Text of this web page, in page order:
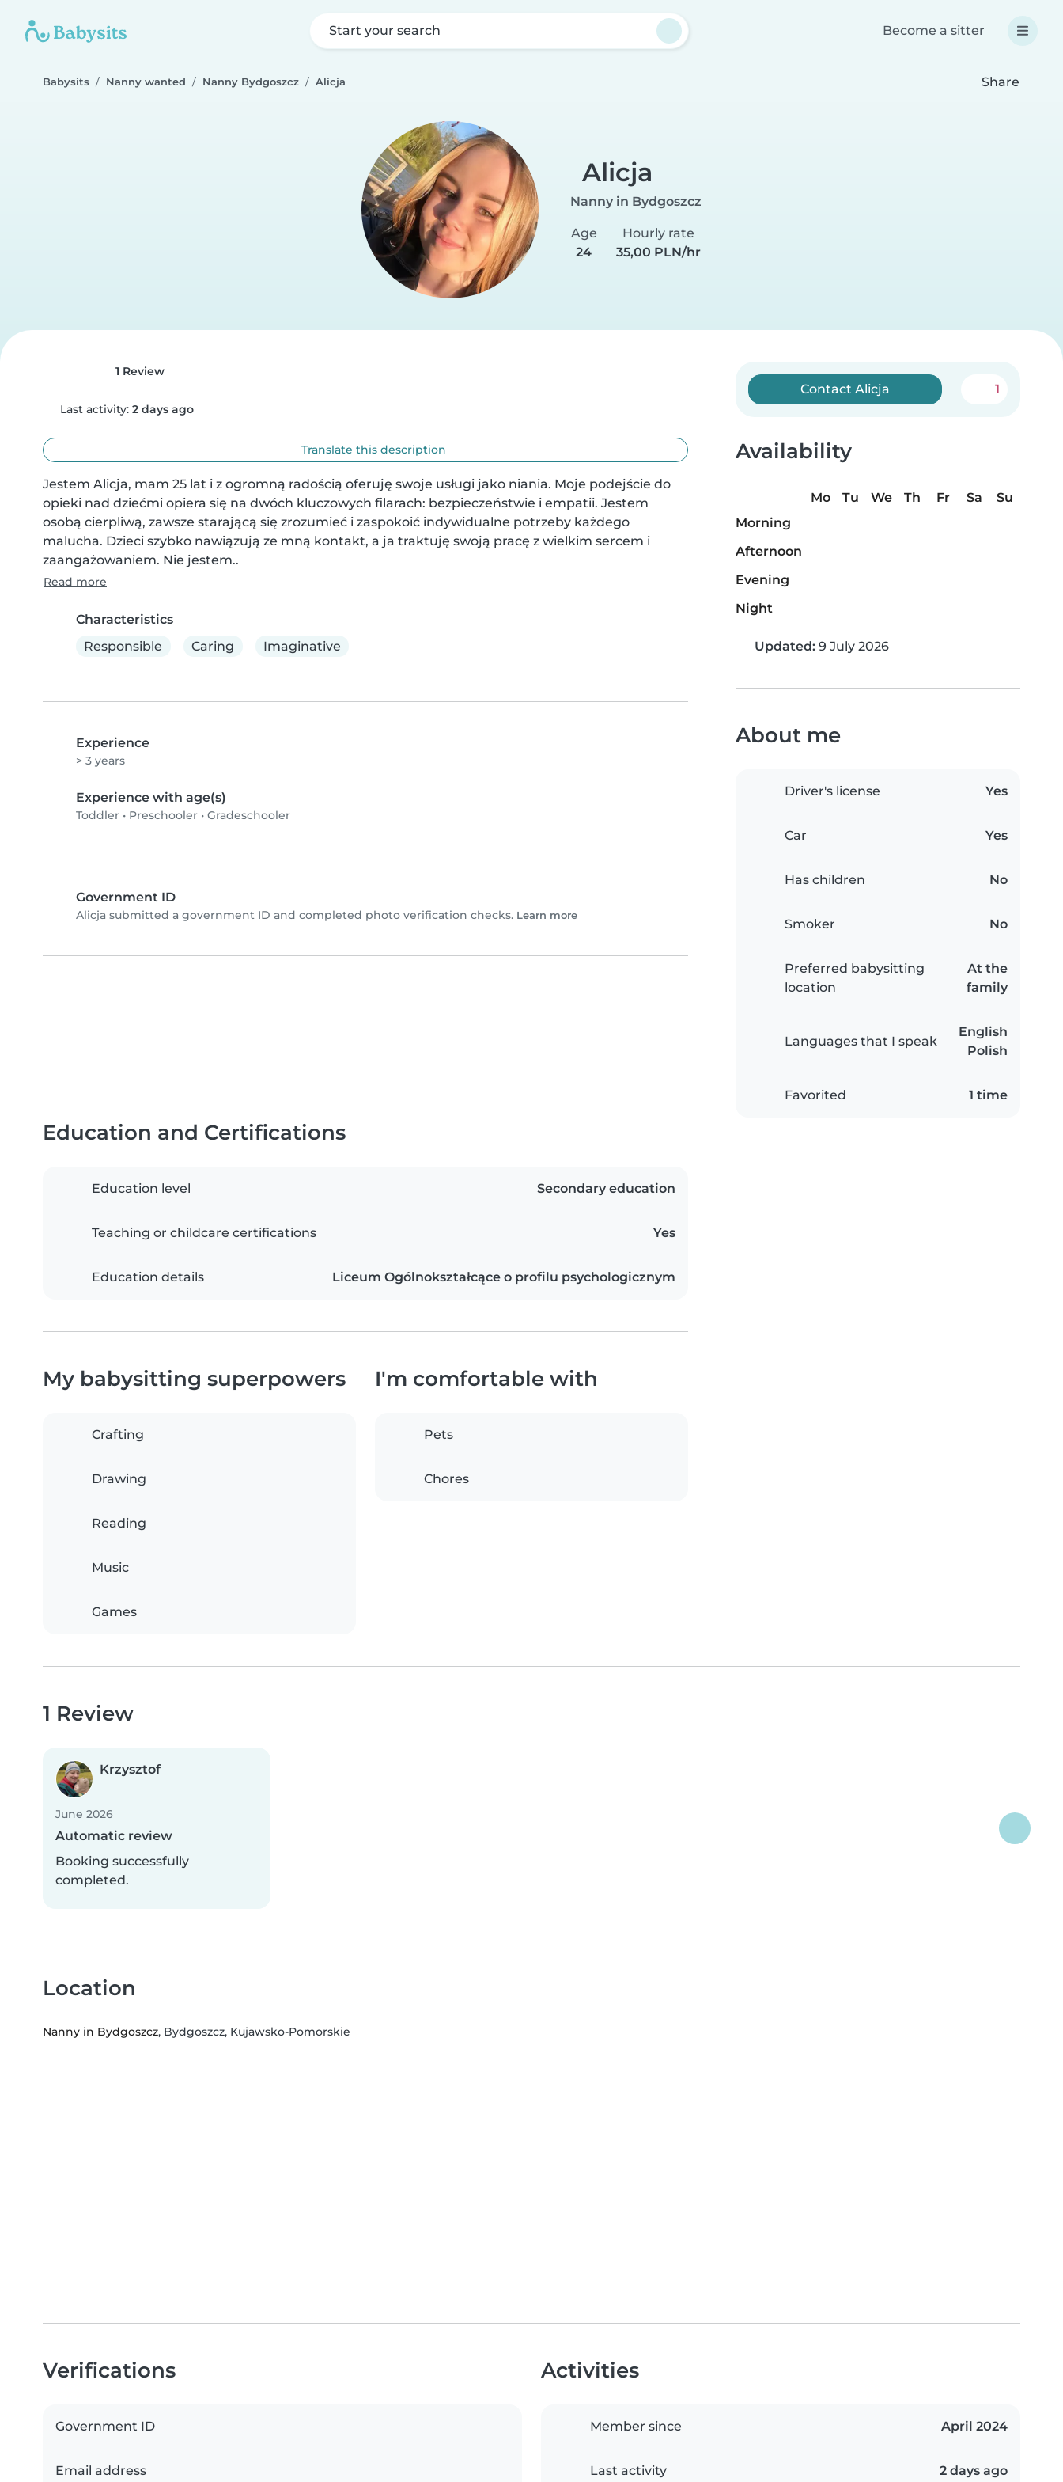
Start your search Become a sitter
Babysits Nanny wanted Nanny Bydgoszcz Alicja Share
Alicja
Nanny in Bydgoszcz
Age
24
Hourly rate
35,00 PLN/hr
1 Review
Last activity: 2 days ago
Translate this description
Jestem Alicja, mam 25 lat i z ogromną radością oferuję swoje usługi jako niania. Moje podejście do
opieki nad dziećmi opiera się na dwóch kluczowych filarach: bezpieczeństwie i empatii. Jestem
osobą cierpliwą, zawsze starającą się zrozumieć i zaspokoić indywidualne potrzeby każdego
malucha. Dzieci szybko nawiązują ze mną kontakt, a ja traktuję swoją pracę z wielkim sercem i
zaangażowaniem. Nie jestem..
Read more
Characteristics
Responsible
Caring Imaginative
Experience
> 3 years
Experience with age(s)
Toddler • Preschooler • Gradeschooler
Government ID
Alicja submitted a government ID and completed photo verification checks. Learn more
Contact Alicja 1
Availability
Mo Tu We Th Fr Sa
Su
Morning
Afternoon
Evening
Night
Updated: 9 July 2026
About me
Driver's license Yes
Car Yes
Has children No
Smoker No
Preferred babysitting
location
At the
family
Languages that I speak
English
Polish
Favorited 1 time
Education and Certifications
Education level Secondary education
Teaching or childcare certifications Yes
Education details Liceum Ogólnokształcące o profilu psychologicznym
My babysitting superpowers
Crafting
Drawing
Reading
Music
Games
I'm comfortable with
Pets
Chores
1 Review
Krzysztof
June 2026
Automatic review
Booking successfully
completed.
Location
Nanny in Bydgoszcz, Bydgoszcz, Kujawsko-Pomorskie
Verifications
Government ID
Email address
Activities
Member since April 2024
Last activity 2 days ago